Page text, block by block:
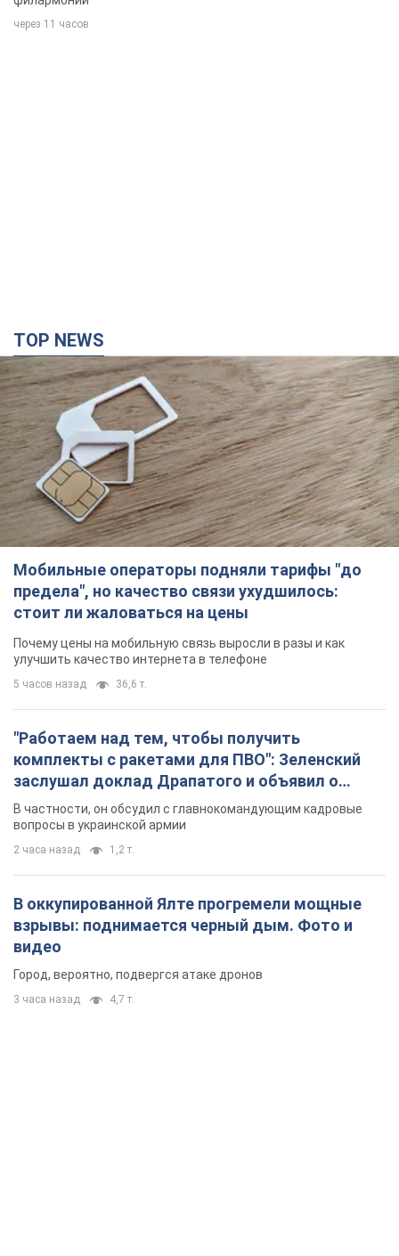
Мобильные операторы подняли тарифы "до
предела", но качество связи ухудшилось:
стоит ли жаловаться на цены
Почему цены на мобильную связь выросли в разы и как
улучшить качество интернета в телефоне
5 часов назад 36,6 т.
"Работаем над тем, чтобы получить
комплекты с ракетами для ПВО": Зеленский
заслушал доклад Драпатого и объявил о
новых мерах
В частности, он обсудил с главнокомандующим кадровые
вопросы в украинской армии
2 часа назад 1,2 т.
В оккупированной Ялте прогремели мощные
взрывы: поднимается черный дым. Фото и
видео
Город, вероятно, подвергся атаке дронов
3 часа назад 4,7 т.